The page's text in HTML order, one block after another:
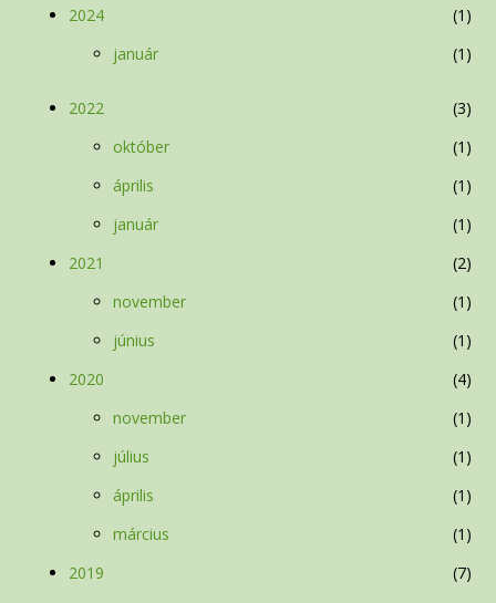
2024
1
január
1
2022
3
október
1
április
1
január
1
2021
2
november
1
június
1
2020
4
november
1
július
1
április
1
március
1
2019
7